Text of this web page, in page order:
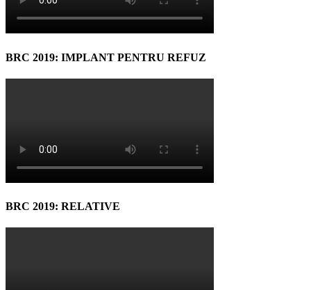
BRC 2019: IMPLANT PENTRU REFUZ
BRC 2019: RELATIVE